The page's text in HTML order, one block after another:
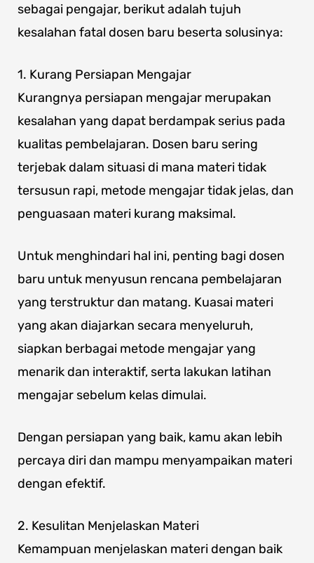
sebagai pengajar, berikut adalah tujuh
kesalahan fatal dosen baru beserta solusinya:
1. Kurang Persiapan Mengajar
Kurangnya persiapan mengajar merupakan
kesalahan yang dapat berdampak serius pada
kualitas pembelajaran. Dosen baru sering
terjebak dalam situasi di mana materi tidak
tersusun rapi, metode mengajar tidak jelas, dan
penguasaan materi kurang maksimal.
Untuk menghindari hal ini, penting bagi dosen
baru untuk menyusun rencana pembelajaran
yang terstruktur dan matang. Kuasai materi
yang akan diajarkan secara menyeluruh,
siapkan berbagai metode mengajar yang
menarik dan interaktif, serta lakukan latihan
mengajar sebelum kelas dimulai.
Dengan persiapan yang baik, kamu akan lebih
percaya diri dan mampu menyampaikan materi
dengan efektif.
2. Kesulitan Menjelaskan Materi
Kemampuan menjelaskan materi dengan baik